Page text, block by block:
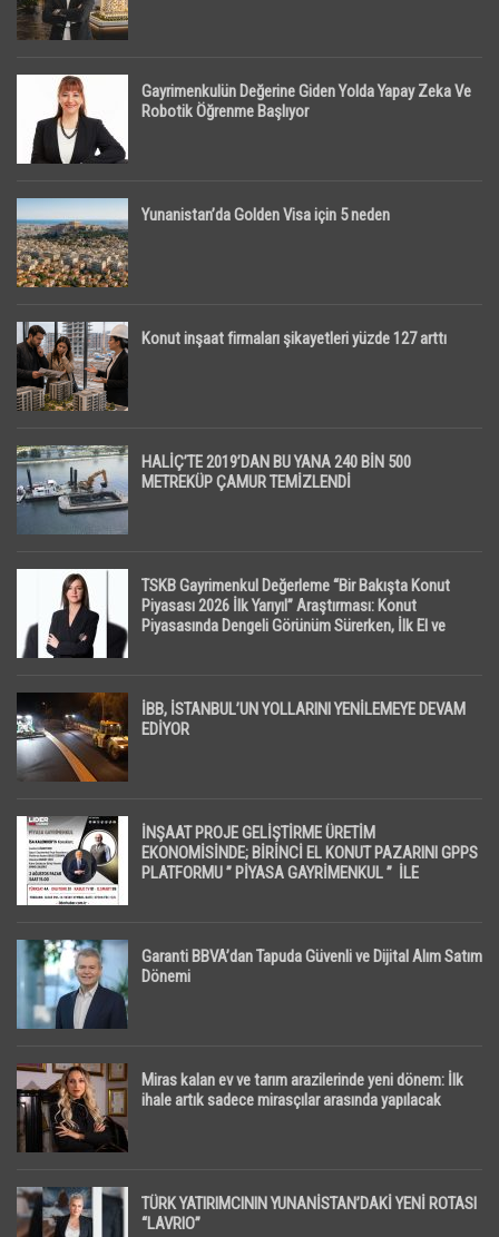
Gayrimenkulün Değerine Giden Yolda Yapay Zeka Ve
Robotik Öğrenme Başlıyor
Yunanistan’da Golden Visa için 5 neden
Konut inşaat firmaları şikayetleri yüzde 127 arttı
HALİÇ’TE 2019’DAN BU YANA 240 BİN 500
METREKÜP ÇAMUR TEMİZLENDİ
TSKB Gayrimenkul Değerleme “Bir Bakışta Konut
Piyasası 2026 İlk Yarıyıl” Araştırması: Konut
Piyasasında Dengeli Görünüm Sürerken, İlk El ve
İBB, İSTANBUL’UN YOLLARINI YENİLEMEYE DEVAM
EDİYOR
İNŞAAT PROJE GELİŞTİRME ÜRETİM
EKONOMİSİNDE; BİRİNCİ EL KONUT PAZARINI GPPS
PLATFORMU ” PİYASA GAYRİMENKUL ” İLE
Garanti BBVA’dan Tapuda Güvenli ve Dijital Alım Satım
Dönemi
Miras kalan ev ve tarım arazilerinde yeni dönem: İlk
ihale artık sadece mirasçılar arasında yapılacak
TÜRK YATIRIMCININ YUNANİSTAN’DAKİ YENİ ROTASI
“LAVRIO”